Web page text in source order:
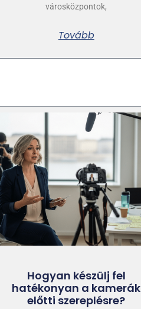
városközpontok,
Tovább
Hogyan készülj fel
hatékonyan a kamerák
előtti szereplésre?